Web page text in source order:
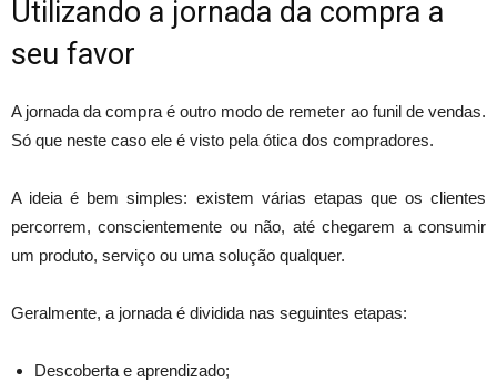
Utilizando a jornada da compra a
seu favor
A jornada da compra é outro modo de remeter ao funil de vendas.
Só que neste caso ele é visto pela ótica dos compradores.
A ideia é bem simples: existem várias etapas que os clientes
percorrem, conscientemente ou não, até chegarem a consumir
um produto, serviço ou uma solução qualquer.
Geralmente, a jornada é dividida nas seguintes etapas:
Descoberta e aprendizado;